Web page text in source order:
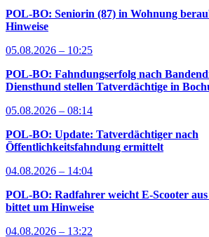
POL-BO: Seniorin (87) in Wohnung
Hinweise
05.08.2026 – 10:25
POL-BO: Fahndungserfolg nach
Diensthund stellen Tatverdächtige in
05.08.2026 – 08:14
POL-BO: Update: Tatverdächtiger nach
Öffentlichkeitsfahndung ermittelt
04.08.2026 – 14:04
POL-BO: Radfahrer weicht E-Scooter
bittet um Hinweise
04.08.2026 – 13:22